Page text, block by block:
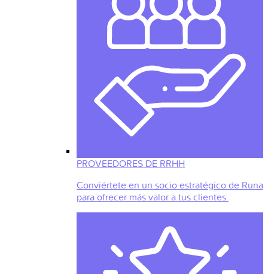
PROVEEDORES DE RRHH
Conviértete en un socio estratégico de Runa
para ofrecer más valor a tus clientes.